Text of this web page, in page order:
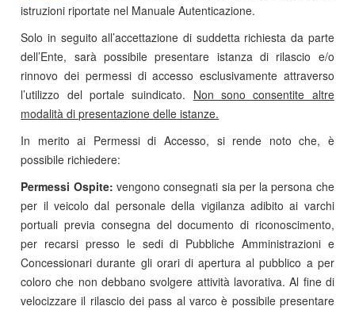
istruzioni riportate nel Manuale Autenticazione.
Solo in seguito all’accettazione di suddetta richiesta da parte
dell’Ente, sarà possibile presentare istanza di rilascio e/o
rinnovo dei permessi di accesso esclusivamente attraverso
l’utilizzo del portale suindicato. Non sono consentite altre
modalità di presentazione delle istanze.
In merito ai Permessi di Accesso, si rende noto che, è
possibile richiedere:
Permessi Ospite: vengono consegnati sia per la persona che
per il veicolo dal personale della vigilanza adibito ai varchi
portuali previa consegna del documento di riconoscimento,
per recarsi presso le sedi di Pubbliche Amministrazioni e
Concessionari durante gli orari di apertura al pubblico a per
coloro che non debbano svolgere attività lavorativa. Al fine di
velocizzare il rilascio dei pass al varco è possibile presentare